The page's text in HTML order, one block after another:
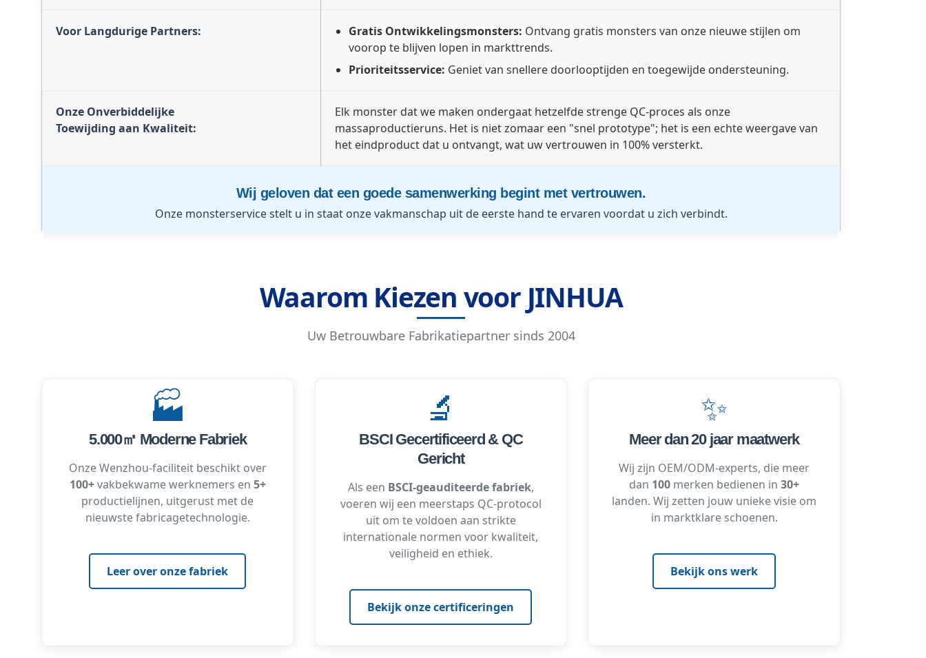
Voor Langdurige Partners: Gratis Ontwikkelingsmonsters: Ontvang gratis monsters van onze nieuwe stijlen om
voorop te blijven lopen in markttrends.
Prioriteitsservice: Geniet van snellere doorlooptijden en toegewijde ondersteuning.
Onze Onverbiddelijke
Toewijding aan Kwaliteit:
Elk monster dat we maken ondergaat hetzelfde strenge QC-proces als onze
massaproductieruns. Het is niet zomaar een "snel prototype"; het is een echte weergave van
het eindproduct dat u ontvangt, wat uw vertrouwen in 100% versterkt.
Wij geloven dat een goede samenwerking begint met vertrouwen.
Onze monsterservice stelt u in staat onze vakmanschap uit de eerste hand te ervaren voordat u zich verbindt.
Waarom Kiezen voor JINHUA
Uw Betrouwbare Fabrikatiepartner sinds 2004
🏭
5.000㎡ Moderne Fabriek
Onze Wenzhou-faciliteit beschikt over
100+vakbekwame werknemers en 5+
productielijnen, uitgerust met de
nieuwste fabricagetechnologie.
Leer over onze fabriek
🔬
BSCI Gecertificeerd & QC
Gericht
Als een BSCI-geauditeerde fabriek,
voeren wij een meerstaps QC-protocol
uit om te voldoen aan strikte
internationale normen voor kwaliteit,
veiligheid en ethiek.
Bekijk onze certificeringen
✨
Meer dan 20 jaar maatwerk
Wij zijn OEM/ODM-experts, die meer
dan 100 merken bedienen in30+
landen. Wij zetten jouw unieke visie om
in marktklare schoenen.
Bekijk ons werk